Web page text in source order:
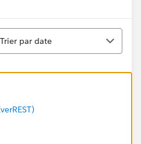
Trier par date